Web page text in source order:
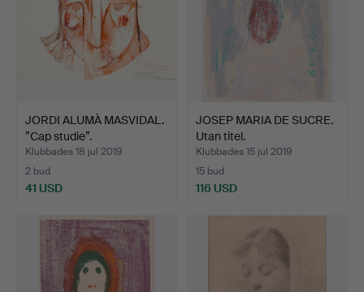
JORDI ALUMÀ MASVIDAL.
”Cap studie”.
Klubbades 18 jul 2019
2 bud
41 USD
JOSEP MARIA DE SUCRE.
Utan titel.
Klubbades 15 jul 2019
15 bud
116 USD